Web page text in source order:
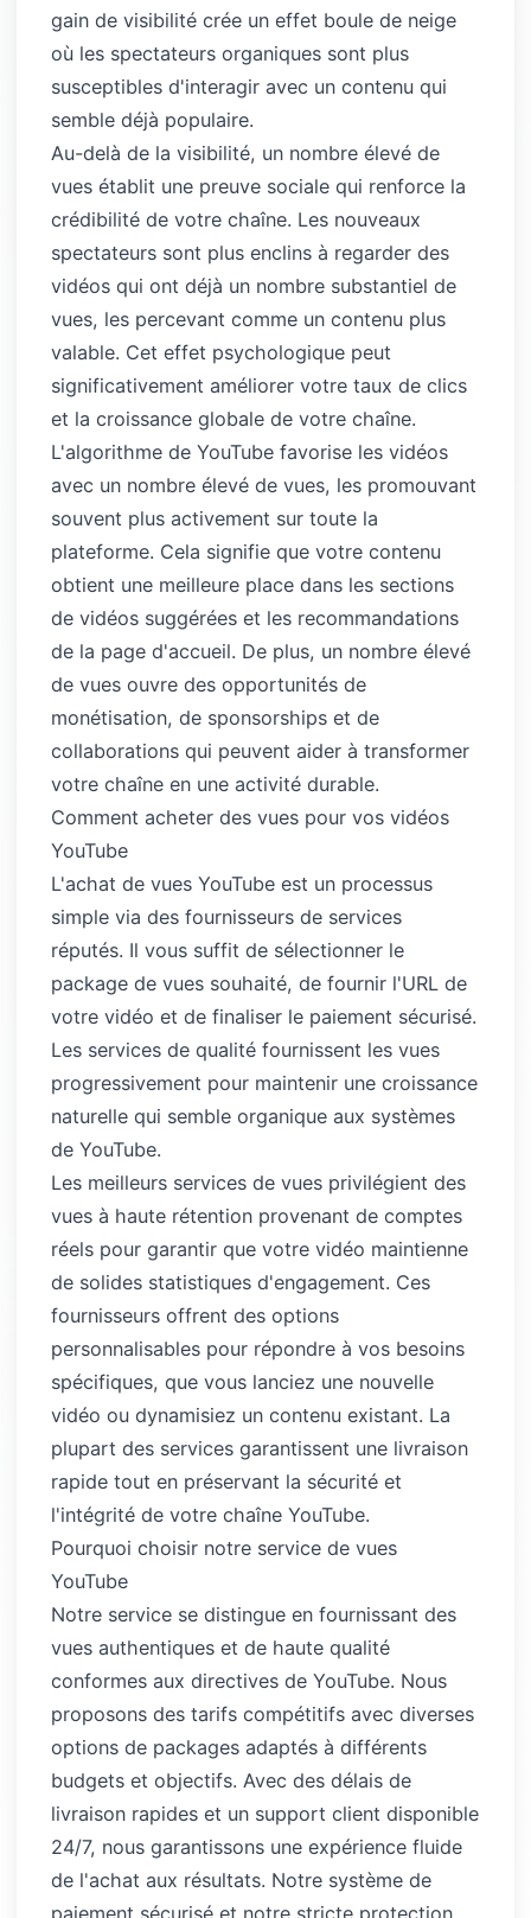
gain de visibilité crée un effet boule de neige
où les spectateurs organiques sont plus
susceptibles d'interagir avec un contenu qui
semble déjà populaire.
Au-delà de la visibilité, un nombre élevé de
vues établit une preuve sociale qui renforce la
crédibilité de votre chaîne. Les nouveaux
spectateurs sont plus enclins à regarder des
vidéos qui ont déjà un nombre substantiel de
vues, les percevant comme un contenu plus
valable. Cet effet psychologique peut
significativement améliorer votre taux de clics
et la croissance globale de votre chaîne.
L'algorithme de YouTube favorise les vidéos
avec un nombre élevé de vues, les promouvant
souvent plus activement sur toute la
plateforme. Cela signifie que votre contenu
obtient une meilleure place dans les sections
de vidéos suggérées et les recommandations
de la page d'accueil. De plus, un nombre élevé
de vues ouvre des opportunités de
monétisation, de sponsorships et de
collaborations qui peuvent aider à transformer
votre chaîne en une activité durable.
Comment acheter des vues pour vos vidéos
YouTube
L'achat de vues YouTube est un processus
simple via des fournisseurs de services
réputés. Il vous suffit de sélectionner le
package de vues souhaité, de fournir l'URL de
votre vidéo et de finaliser le paiement sécurisé.
Les services de qualité fournissent les vues
progressivement pour maintenir une croissance
naturelle qui semble organique aux systèmes
de YouTube.
Les meilleurs services de vues privilégient des
vues à haute rétention provenant de comptes
réels pour garantir que votre vidéo maintienne
de solides statistiques d'engagement. Ces
fournisseurs offrent des options
personnalisables pour répondre à vos besoins
spécifiques, que vous lanciez une nouvelle
vidéo ou dynamisiez un contenu existant. La
plupart des services garantissent une livraison
rapide tout en préservant la sécurité et
l'intégrité de votre chaîne YouTube.
Pourquoi choisir notre service de vues
YouTube
Notre service se distingue en fournissant des
vues authentiques et de haute qualité
conformes aux directives de YouTube. Nous
proposons des tarifs compétitifs avec diverses
options de packages adaptés à différents
budgets et objectifs. Avec des délais de
livraison rapides et un support client disponible
24/7, nous garantissons une expérience fluide
de l'achat aux résultats. Notre système de
paiement sécurisé et notre stricte protection